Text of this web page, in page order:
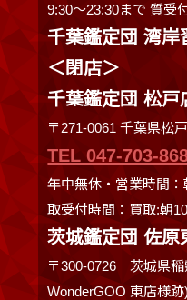
9:30〜23:30まで 質受
千葉鑑定団 湾岸
＜閉店＞
千葉鑑定団 松戸
〒271-0061 千葉県松
TEL 047-703-
年中無休・営業時間
取受付時間：買取:朝
茨城鑑定団 佐原
〒300-0726 茨城県稲
WonderGOO 東店様跡)